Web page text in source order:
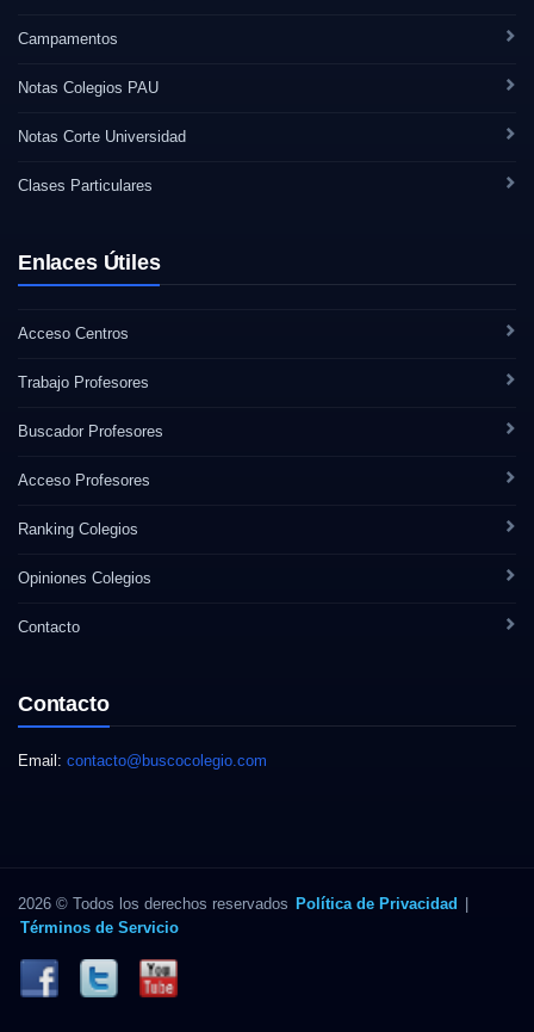
Campamentos
Notas Colegios PAU
Notas Corte Universidad
Clases Particulares
Enlaces Útiles
Acceso Centros
Trabajo Profesores
Buscador Profesores
Acceso Profesores
Ranking Colegios
Opiniones Colegios
Contacto
Contacto
Email: contacto@buscocolegio.com
2026 © Todos los derechos reservados Política de Privacidad
Términos de Servicio